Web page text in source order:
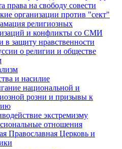
права на свободу совести
организации против "сект"
религиозных
и конфликты со СМИ
в защиту нравственности
о религии и обществе
и насилие
национальной и
розни и призывы к
экстремизму
отношения
Православная Церковь и